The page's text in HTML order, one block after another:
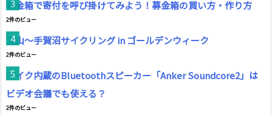
募金箱で寄付を呼び掛けてみよう！募金箱の買い方・作り方
2件のビュー
流山～手賀沼サイクリング in ゴールデンウィーク
2件のビュー
マイク内蔵のBluetoothスピーカー「Anker Soundcore2」は
ビデオ会議でも使える？
2件のビュー